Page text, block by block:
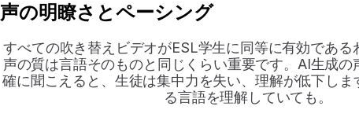
声の明瞭さとペーシング
すべての吹き替えビデオがESL学生に同等に有効である
声の質は言語そのものと同じくらい重要です。AI生成の
確に聞こえると、生徒は集中力を失い、理解が低下しま
る言語を理解していても。